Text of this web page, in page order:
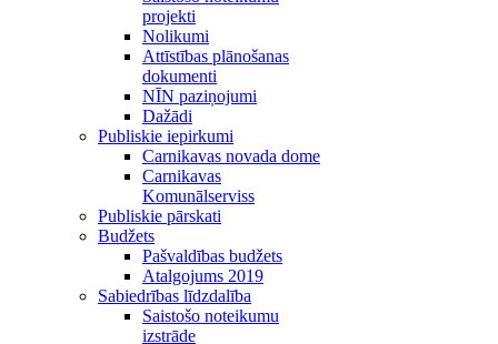
projekti
Nolikumi
Attīstības plānošanas
dokumenti
NĪN paziņojumi
Dažādi
Publiskie iepirkumi
Carnikavas novada dome
Carnikavas
Komunālserviss
Publiskie pārskati
Budžets
Pašvaldības budžets
Atalgojums 2019
Sabiedrības līdzdalība
Saistošo noteikumu
izstrāde